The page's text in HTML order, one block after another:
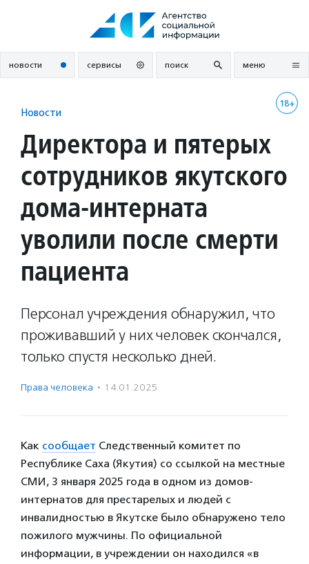
новости сервисы поиск меню
18+
Новости
Директора и пятерых
сотрудников якутского
дома-интерната
уволили после смерти
пациента
Персонал учреждения обнаружил, что
проживавший у них человек скончался,
только спустя несколько дней.
Права человека · 14.01.2025
Как сообщает Следственный комитет по
Республике Саха (Якутия) со ссылкой на местные
СМИ, 3 января 2025 года в одном из домов-
интернатов для престарелых и людей с
инвалидностью в Якутске было обнаружено тело
пожилого мужчины. По официальной
информации, в учреждении он находился «в